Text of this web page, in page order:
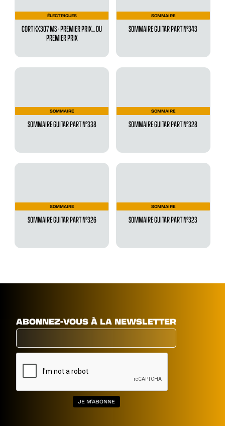
ÉLECTRIQUES
CORT KX307 MS - PREMIER PRIX... DU
PREMIER PRIX
SOMMAIRE
SOMMAIRE GUITAR PART N°343
SOMMAIRE
SOMMAIRE GUITAR PART N°338
SOMMAIRE
SOMMAIRE GUITAR PART N°328
SOMMAIRE
SOMMAIRE GUITAR PART N°326
SOMMAIRE
SOMMAIRE GUITAR PART N°323
ABONNEZ-VOUS À LA NEWSLETTER